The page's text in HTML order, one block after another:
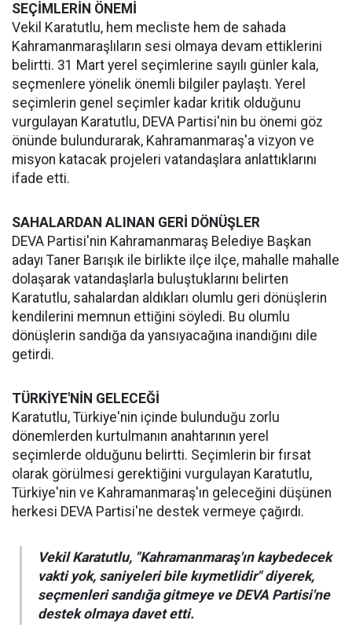
SEÇİMLERİN ÖNEMİ
Vekil Karatutlu, hem mecliste hem de sahada
Kahramanmaraşlıların sesi olmaya devam ettiklerini
belirtti. 31 Mart yerel seçimlerine sayılı günler kala,
seçmenlere yönelik önemli bilgiler paylaştı. Yerel
seçimlerin genel seçimler kadar kritik olduğunu
vurgulayan Karatutlu, DEVA Partisi'nin bu önemi göz
önünde bulundurarak, Kahramanmaraş'a vizyon ve
misyon katacak projeleri vatandaşlara anlattıklarını
ifade etti.
SAHALARDAN ALINAN GERİ DÖNÜŞLER
DEVA Partisi'nin Kahramanmaraş Belediye Başkan
adayı Taner Barışık ile birlikte ilçe ilçe, mahalle mahalle
dolaşarak vatandaşlarla buluştuklarını belirten
Karatutlu, sahalardan aldıkları olumlu geri dönüşlerin
kendilerini memnun ettiğini söyledi. Bu olumlu
dönüşlerin sandığa da yansıyacağına inandığını dile
getirdi.
TÜRKİYE'NİN GELECEĞİ
Karatutlu, Türkiye'nin içinde bulunduğu zorlu
dönemlerden kurtulmanın anahtarının yerel
seçimlerde olduğunu belirtti. Seçimlerin bir fırsat
olarak görülmesi gerektiğini vurgulayan Karatutlu,
Türkiye'nin ve Kahramanmaraş'ın geleceğini düşünen
herkesi DEVA Partisi'ne destek vermeye çağırdı.
Vekil Karatutlu, "Kahramanmaraş'ın kaybedecek
vakti yok, saniyeleri bile kıymetlidir" diyerek,
seçmenleri sandığa gitmeye ve DEVA Partisi'ne
destek olmaya davet etti.